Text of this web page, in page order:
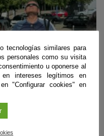
tecnologías similares para
personales como su visita
u oponerse al
intereses legítimos en
"Configurar cookies" en